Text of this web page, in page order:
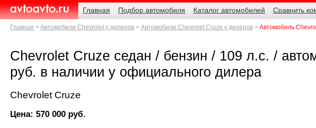
AvtoAvto.ru
Навигация
Главная
Подбор автомобиля Каталог автомобилей Сравнить
Родительские
страницы
Главная Автомобили Chevrolet у дилеров Автомобили Chevrolet Cruze у дилеров Автомобиль
Chevrolet Cruze седан / бензин / 109 л.с. /
руб. в наличии у официального дилера
Chevrolet Cruze
Цена: 570 000 руб.